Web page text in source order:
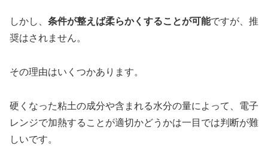
しかし、 条件が整えば柔らかくすることが可能ですが、推
奨はされません。
その理由はいくつかあります。
硬くなった粘土の成分や含まれる水分の量によって、電子
レンジで加熱することが適切かどうかは一目では判断が難
しいです。